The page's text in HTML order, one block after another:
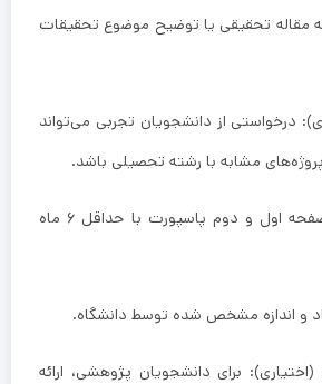
مقاله تحقیقی یا توضیح موضوع تحقیقات
درخواستی از دانشجویان تجربی می‌تواند
مشابه با رشته تحصیلی باشد.
8.پاسپورت: کپی از صفحه اول و دوم پاسپورت با حداقل ۶ ماه
(اختیاری): برای دانشجویان پژوهشی، ارائه